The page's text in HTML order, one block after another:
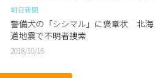
朝日新聞
警備犬の「シシマル」に褒章状 北海
道地震で不明者捜索
2018/10/16